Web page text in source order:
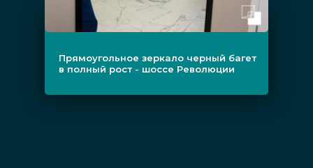
Где применяются изделия
Прямоугольное зеркало черный багет
в полный рост - шоссе Революции